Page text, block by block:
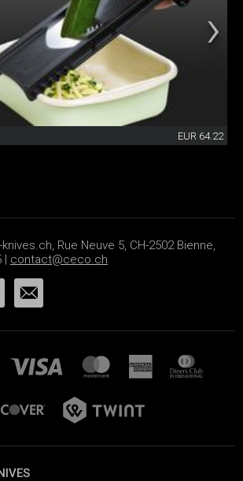
EUR 64.22
Rue Neuve 5, CH-2502 Bienne,
| contact@ceco.ch